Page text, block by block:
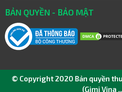
BẢN QUYỀN - BẢO MẬT
© Copyright 2020 Bản quyền
(Gimi Vina